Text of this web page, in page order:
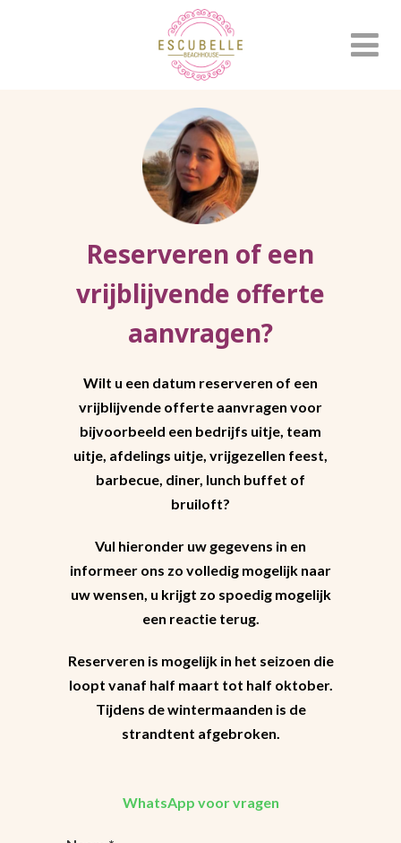
Reserveren of een
vrijblijvende offerte
aanvragen?
Wilt u een datum reserveren of een
vrijblijvende offerte aanvragen voor
bijvoorbeeld een bedrijfs uitje, team
uitje, afdelings uitje, vrijgezellen feest,
barbecue, diner, lunch buffet of
bruiloft?
Vul hieronder uw gegevens in en
informeer ons zo volledig mogelijk naar
uw wensen, u krijgt zo spoedig mogelijk
een reactie terug.
Reserveren is mogelijk in het seizoen die
loopt vanaf half maart tot half oktober.
Tijdens de wintermaanden is de
strandtent afgebroken.
WhatsApp voor vragen